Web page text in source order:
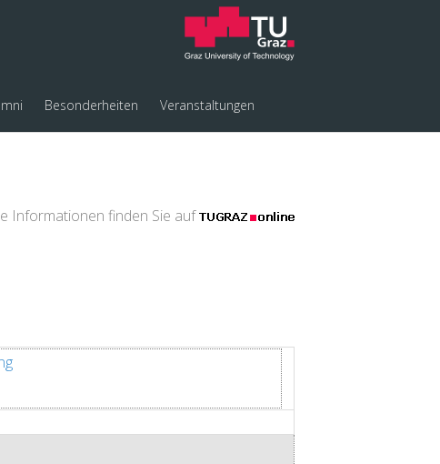
Besonderheiten Veranstaltungen
Informationen finden Sie auf